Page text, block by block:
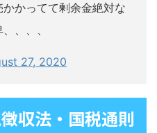
かってて剰余金絶対な
、、、
27, 2020
収法・国税通則